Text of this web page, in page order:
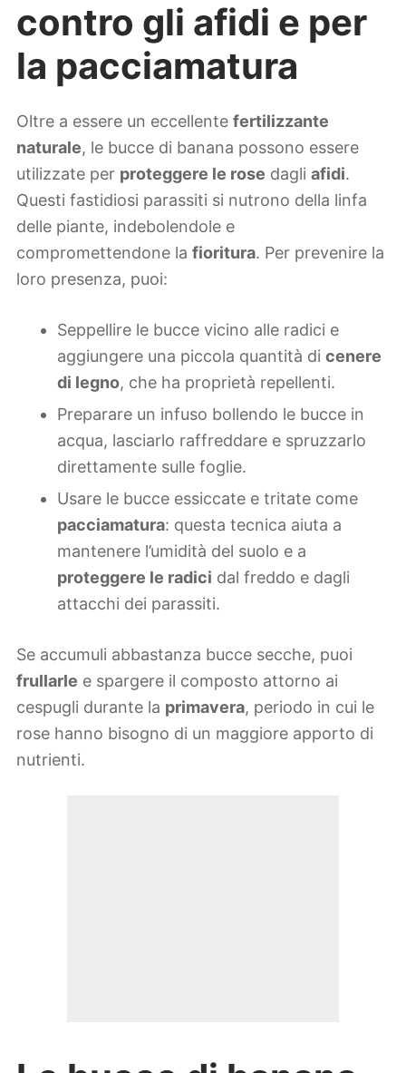
contro gli afidi e per
la pacciamatura
Oltre a essere un eccellente fertilizzante
naturale, le bucce di banana possono essere
utilizzate per proteggere le rose dagli afidi.
Questi fastidiosi parassiti si nutrono della linfa
delle piante, indebolendole e
compromettendone la fioritura. Per prevenire la
loro presenza, puoi:
Seppellire le bucce vicino alle radici e
aggiungere una piccola quantità di cenere
di legno, che ha proprietà repellenti.
Preparare un infuso bollendo le bucce in
acqua, lasciarlo raffreddare e spruzzarlo
direttamente sulle foglie.
Usare le bucce essiccate e tritate come
pacciamatura: questa tecnica aiuta a
mantenere l’umidità del suolo e a
proteggere le radici dal freddo e dagli
attacchi dei parassiti.
Se accumuli abbastanza bucce secche, puoi
frullarle e spargere il composto attorno ai
cespugli durante la primavera, periodo in cui le
rose hanno bisogno di un maggiore apporto di
nutrienti.